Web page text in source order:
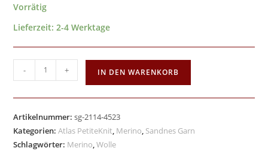
Vorrätig
Lieferzeit:2-4 Werktage
- + IN DEN WARENKORB
Artikelnummer:sg-2114-4523
Kategorien:Atlas PetiteKnit, Merino, Sandnes Garn
Schlagwörter: Merino,Wolle